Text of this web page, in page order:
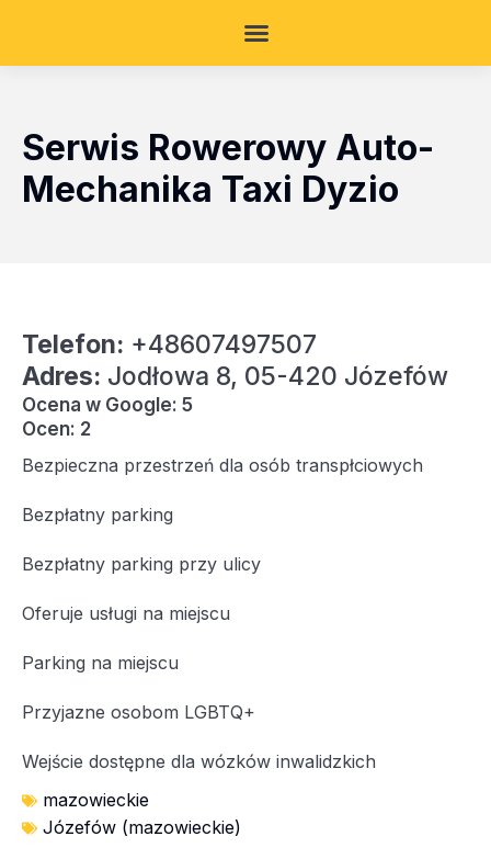
Serwis Rowerowy Auto-
Mechanika Taxi Dyzio
Telefon: +48607497507
Adres: Jodłowa 8, 05-420 Józefów
Ocena w Google: 5
Ocen: 2
Bezpieczna przestrzeń dla osób transpłciowych
Bezpłatny parking
Bezpłatny parking przy ulicy
Oferuje usługi na miejscu
Parking na miejscu
Przyjazne osobom LGBTQ+
Wejście dostępne dla wózków inwalidzkich
mazowieckie
Józefów (mazowieckie)